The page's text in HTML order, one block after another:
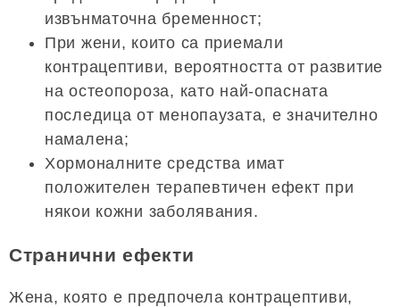
извънматочна бременност;
При жени, които са приемали
контрацептиви, вероятността от развитие
на остеопороза, като най-опасната
последица от менопаузата, е значително
намалена;
Хормоналните средства имат
положителен терапевтичен ефект при
някои кожни заболявания.
Странични ефекти
Жена, която е предпочела контрацептиви,